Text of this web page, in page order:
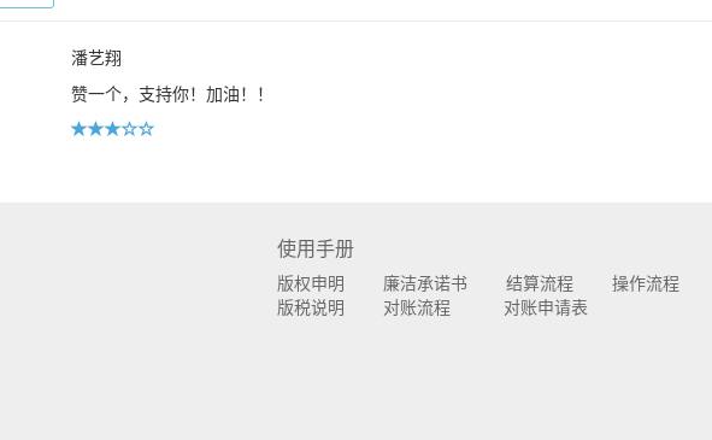
潘艺翔
赞一个，支持你！加油！！
使用手册
版权申明 廉洁承诺书 结算流程
操作流程
版税说明
对账流程 对账申请表